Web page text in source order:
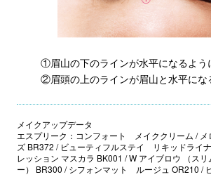
①眉山の下のラインが水平になるよう
②眉頭の上のラインが眉山と水平にな
メイクアップデータ
エスプリーク：コンフォート メイククリーム / メ
ズ BR372 / ビューティフルステイ リキッドライ
レッション マスカラ BK001 / W アイブロウ （ス
ー） BR300 / シフォンマット ルージュ OR210 /